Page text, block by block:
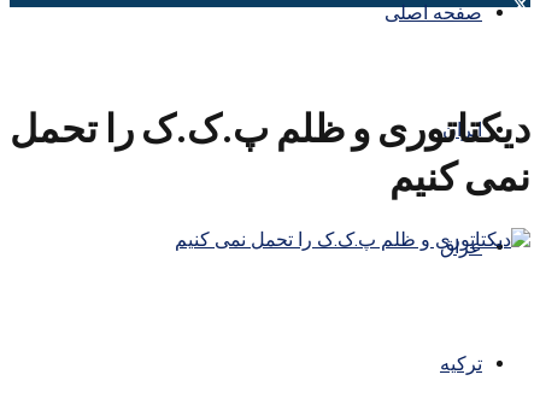
صفحه اصلی
ایران
عراق
ترکیه
دیکتاتوری و ظلم پ.ک.ک را تحمل
نمی کنیم